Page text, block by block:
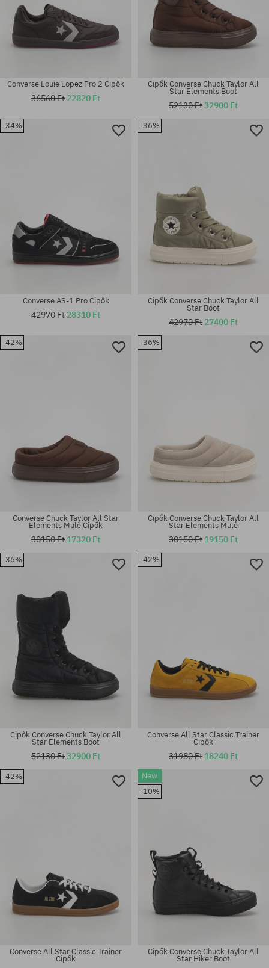
Elérhető méretek:
Elérhető méretek:
Elérhető méretek:
Converse Louie Lopez Pro 2 Cipők
36560 Ft 22820 Ft
Elérhető méretek:
Cipők Converse Chuck Taylor All
Star Elements Boot
52130 Ft32900 Ft
-34%
Elérhető méretek:
41; 42; 42.5; 43; 44; 44.5; 45;
Converse AS-1 Pro Cipők
42970 Ft 28310 Ft
-36%
Elérhető méretek:
Cipők Converse Chuck Taylor All
Star Boot
42970 Ft 27400 Ft
-42%
Elérhető méretek:
Converse Chuck Taylor All Star
Elements Mule Cipők
30150 Ft 17320 Ft
-36%
Elérhető méretek:
36; 37; 37.5; 38; 38.5; 39
Cipők Converse Chuck Taylor All
Star Elements Mule
30150 Ft 19150 Ft
-36%
Cipők Converse Chuck Taylor All
Star Elements Boot
52130 Ft32900 Ft
-42%
Converse All Star Classic Trainer
Cipők
31980 Ft 18240 Ft
-42%
Converse All Star Classic Trainer
Cipők
New
-10%
Cipők Converse Chuck Taylor All
Star Hiker Boot